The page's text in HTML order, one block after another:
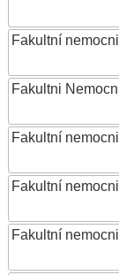
Fakultní
Fakultni
Fakultní
Fakultní
Fakultní